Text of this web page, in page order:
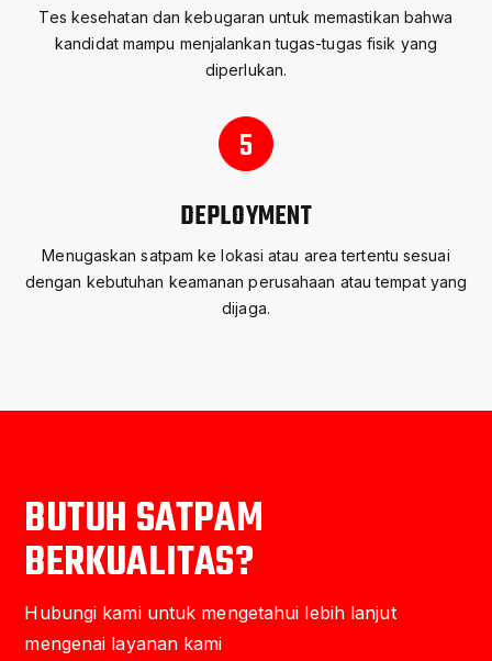
Tes kesehatan dan kebugaran untuk memastikan bahwa
kandidat mampu menjalankan tugas-tugas fisik yang
diperlukan.
5
DEPLOYMENT
Menugaskan satpam ke lokasi atau area tertentu sesuai
dengan kebutuhan keamanan perusahaan atau tempat yang
dijaga.
BUTUH SATPAM
BERKUALITAS?
Hubungi kami untuk mengetahui lebih lanjut
mengenai layanan kami